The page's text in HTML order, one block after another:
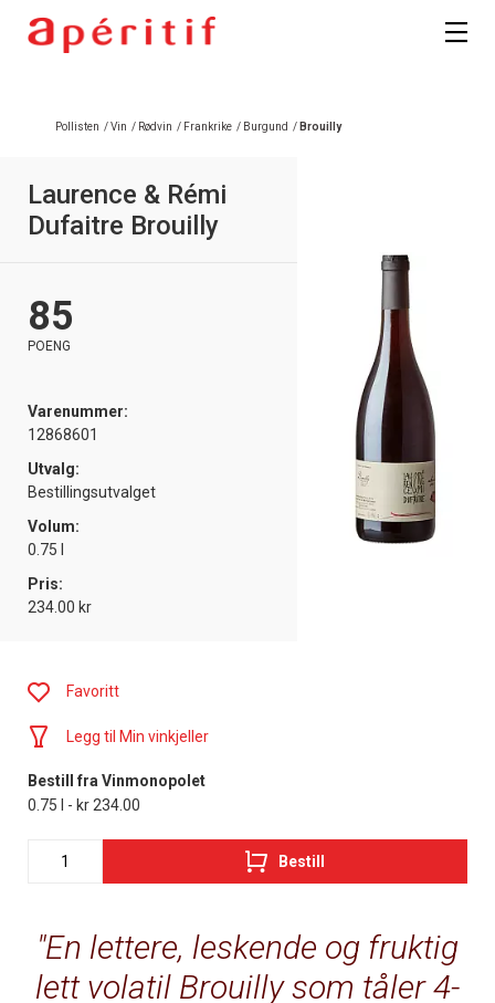
Pollisten /Vin / Rødvin / Frankrike / Burgund / Brouilly
Laurence & Rémi
Dufaitre Brouilly
85
POENG
Varenummer:
12868601
Utvalg:
Bestillingsutvalget
Volum:
0.75 l
Pris:
234.00 kr
En lettere, leskende og fruktig
lett volatil Brouilly som tåler 4-
Favoritt
Legg til Min vinkjeller
Bestill fra Vinmonopolet
0.75 l - kr 234.00
Bestill